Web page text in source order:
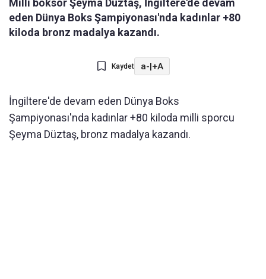
Milli boksör Şeyma Düztaş, İngiltere'de devam
eden Dünya Boks Şampiyonası'nda kadınlar +80
kiloda bronz madalya kazandı.
Kaydet a-|+A
İngiltere'de devam eden Dünya Boks
Şampiyonası'nda kadınlar +80 kiloda milli sporcu
Şeyma Düztaş, bronz madalya kazandı.